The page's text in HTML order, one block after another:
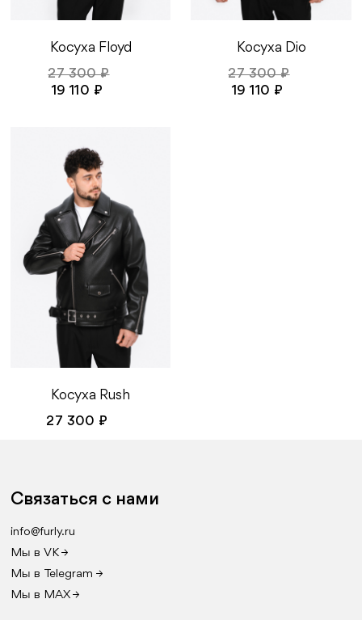
Косуха Floyd
27 300 ₽
19 110 ₽
Косуха Dio
27 300 ₽
19 110 ₽
Косуха Rush
27 300 ₽
Связаться с нами
info@furly.ru
Мы в VK →
Мы в Telegram →
Мы в MAX →